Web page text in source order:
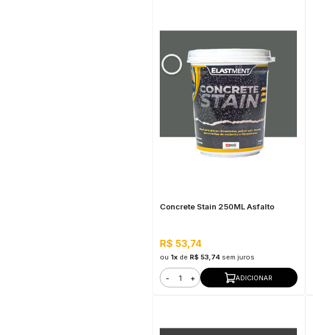
Concrete Stain 250ML Asfalto
R$ 53,74
ou 1x de R$ 53,74 sem juros
- + ADICIONAR